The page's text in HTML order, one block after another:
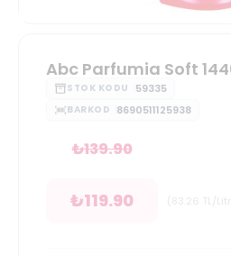
Abc Parfumia Soft
STOK KODU 59335
BARKOD 8690511125938
₺139.90
₺119.90